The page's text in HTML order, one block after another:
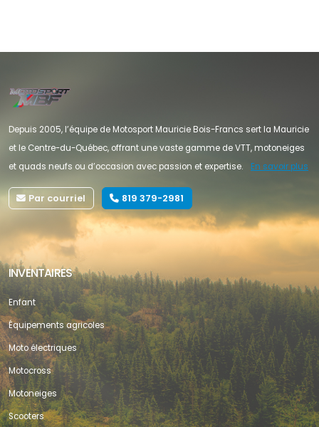
Depuis 2005, l’équipe de Motosport Mauricie Bois-Francs sert la Mauricie
et le Centre-du-Québec, offrant une vaste gamme de VTT, motoneiges
et quads neufs ou d’occasion avec passion et expertise.
En savoir plus
Par courriel 819 379-2981
INVENTAIRES
Enfant
Équipements agricoles
Moto électriques
Motocross
Motoneiges
Scooters